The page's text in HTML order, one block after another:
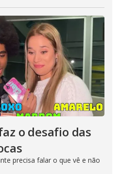
o desafio das
precisa falar o que vê e não